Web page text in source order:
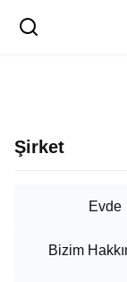
Şirket
Evde
Bizim